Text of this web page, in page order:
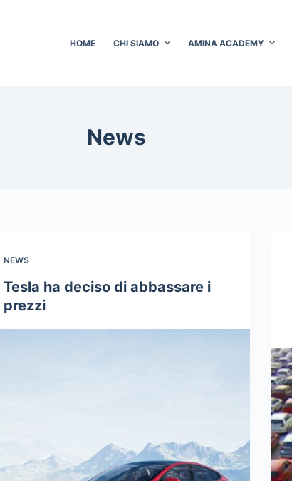
HOME CHI SIAMO AMINA ACADEMY
News
NEWS
Tesla ha deciso di abbassare i
prezzi